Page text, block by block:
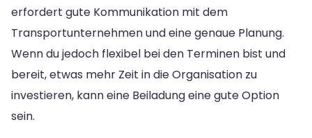
erfordert gute Kommunikation mit dem
Transportunternehmen und eine genaue Planung.
Wenn du jedoch flexibel bei den Terminen bist und
bereit, etwas mehr Zeit in die Organisation zu
investieren, kann eine Beiladung eine gute Option
sein.